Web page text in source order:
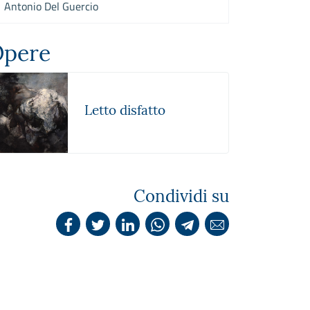
Antonio Del Guercio
Letto disfatto
Condividi su